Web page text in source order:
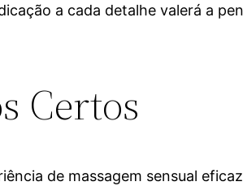
a cada detalhe valerá a
Certos
de massagem sensual